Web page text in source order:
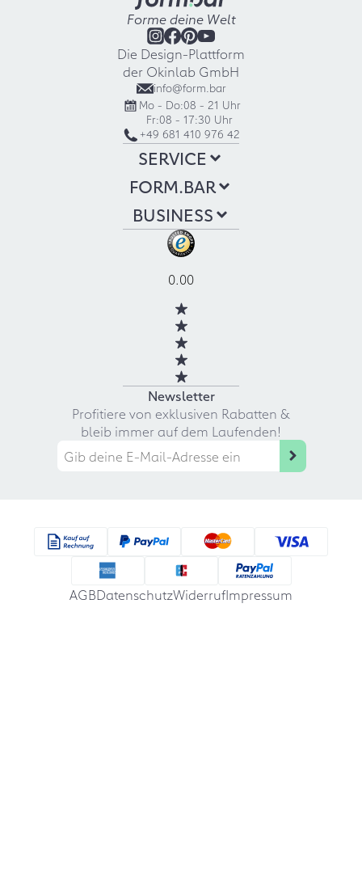
Forme deine Welt
Die Design-Plattform
der Okinlab GmbH
info@form.bar
Mo - Do:08 - 21 Uhr
Fr:08 - 17:30 Uhr
+49 681 410 976 42
SERVICE
FORM.BAR
BUSINESS
0.00
Newsletter
Profitiere von exklusiven Rabatten &
bleib immer auf dem Laufenden!
AGBDatenschutzWiderrufImpressum